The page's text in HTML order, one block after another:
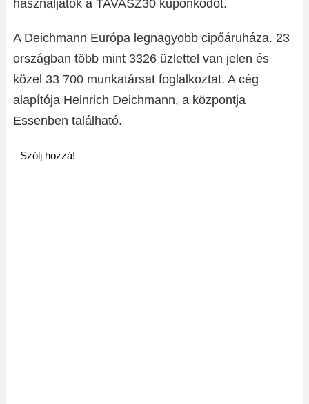
használjátok a TAVASZ30 kuponkódot.
A Deichmann Európa legnagyobb cipőáruháza. 23
országban több mint 3326 üzlettel van jelen és
közel 33 700 munkatársat foglalkoztat. A cég
alapítója Heinrich Deichmann, a központja
Essenben található.
Szólj hozzá!